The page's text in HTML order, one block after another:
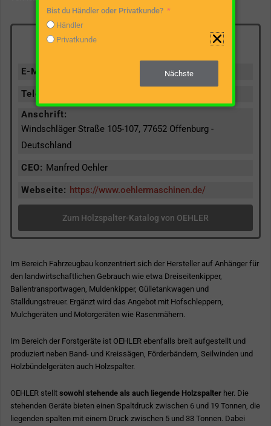
E-Mail-Adresse: info@oehlermaschinen.de
Telefonnummer:
Anschrift:
Windschläger Straße 105-107, 77652 Offenburg -
Deutschland
CEO: Manfred Oehler
Webseite: https://www.oehlermaschinen.de/
Zum Holzspalter-Katalog von OEHLER
Im Bereich Fahrzeugbau konzentriert sich der Hersteller auf Anhänger für
den landwirtschaftlichen Gebrauch wie etwa Dreiseitenkipper,
Ballentransportwagen, Muldenkipper, Gülletankwagen und
Stalldungstreuer. Ergänzt wird das Angebot mit Hofschleppern,
Mulchgeräten und Motorgeräten wie Rasenmähern.
Im Bereich der Forstgeräte ist OEHLER ebenfalls breit aufgestellt und
produziert neben Band- und Kreissägen, Förderbändern, Seilwinden und
Holzbündelgeräten auch Holzspalter.
OEHLER stellt sowohl stehende als auch liegende Holzspalter her. Die
stehenden Geräte bieten einen Spaltdruck zwischen 6 und 19 Tonnen, die
liegenden spalten mit einem Druck zwischen 5 und 33 Tonnen. Dabei
Bist du Händler oder Privatkunde?
Händler
Privatkunde
Nächste